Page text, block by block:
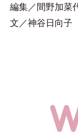
編集／間野加菜
文／神谷日向子